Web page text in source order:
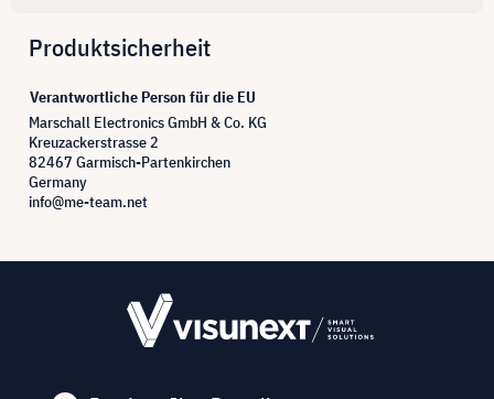
Produktsicherheit
Verantwortliche Person für die EU
Marschall Electronics GmbH & Co. KG
Kreuzackerstrasse 2
82467 Garmisch-Partenkirchen
Germany
info@me-team.net